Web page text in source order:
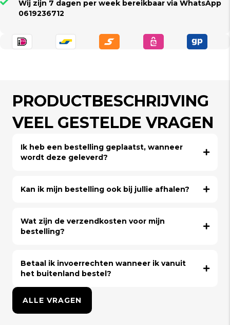
Wij zijn 7 dagen per week bereikbaar via WhatsApp
0619236712
PRODUCTBESCHRIJVING
VEEL GESTELDE VRAGEN
Ik heb een bestelling geplaatst, wanneer
wordt deze geleverd?
Kan ik mijn bestelling ook bij jullie afhalen?
Wat zijn de verzendkosten voor mijn
bestelling?
Betaal ik invoerrechten wanneer ik vanuit
het buitenland bestel?
ALLE VRAGEN